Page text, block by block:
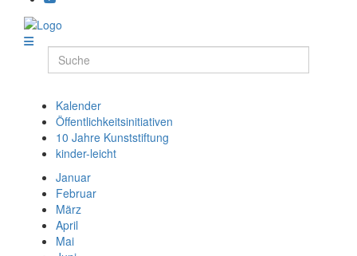
Kalender
Öffentlichkeitsinitiativen
10 Jahre Kunststiftung
kinder-leicht
Januar
Februar
März
April
Mai